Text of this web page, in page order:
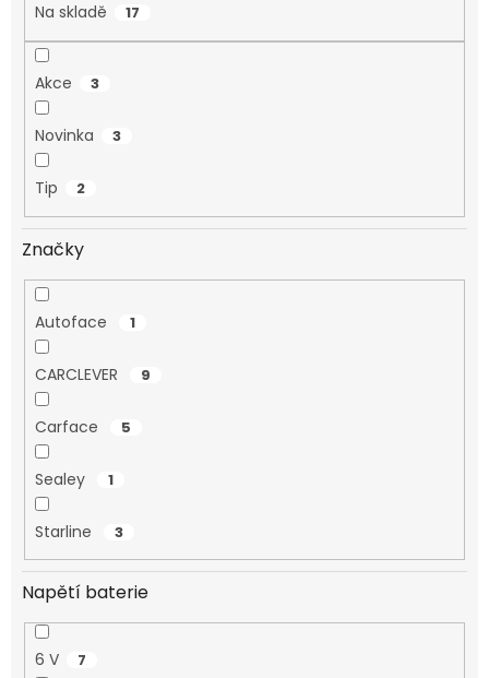
Na skladě 17
Akce 3
Novinka 3
Tip 2
Značky
Autoface 1
CARCLEVER 9
Carface 5
Sealey 1
Starline 3
Napětí baterie
6 V 7